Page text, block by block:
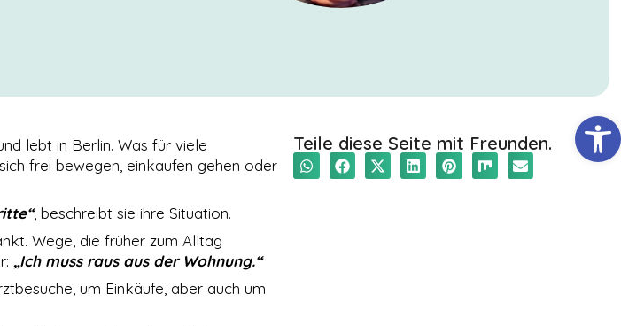
lebt in Berlin. Was für viele
frei bewegen, einkaufen gehen oder
, beschreibt sie ihre Situation.
Wege, die früher zum Alltag
„Ich muss raus aus der Wohnung.“
um Einkäufe, aber auch um
Teile diese Seite mit Freunden.